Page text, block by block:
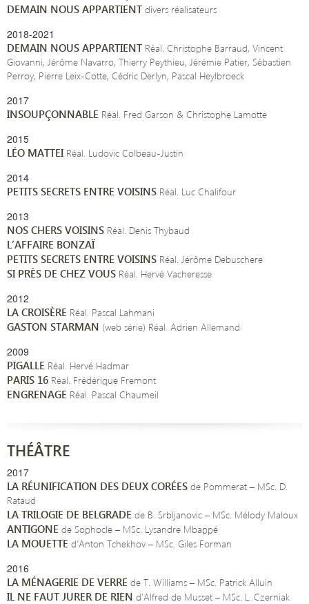
DEMAIN NOUS APPARTIENT divers réalisateurs
2018-2021
DEMAIN NOUS APPARTIENT Réal. Christophe Barraud, Vincent
Giovanni, Jérôme Navarro, Thierry Peythieu, Jérémie Patier, Sébastien
Perroy, Pierre Leix-Cotte, Cédric Derlyn, Pascal Heylbroeck
2017
INSOUPÇONNABLE Réal. Fred Garson & Christophe Lamotte
2015
LÉO MATTEI Réal. Ludovic Colbeau-Justin
2014
PETITS SECRETS ENTRE VOISINS Réal. Luc Chalifour
2013
NOS CHERS VOISINS Réal. Denis Thybaud
L’AFFAIRE BONZAÏ
PETITS SECRETS ENTRE VOISINS Réal. Jérôme Debuschere
SI PRÈS DE CHEZ VOUS Réal. Hervé Vacheresse
2012
LA CROISÈRE Réal. Pascal Lahmani
GASTON STARMAN (web série) Réal. Adrien Allemand
2009
PIGALLE Réal. Hervé Hadmar
PARIS 16 Réal. Frédérique Fremont
ENGRENAGE Réal. Pascal Chaumeil
THÉÂTRE
2017
LA RÉUNIFICATION DES DEUX CORÉES de Pommerat – MSc. D.
Rataud
LA TRILOGIE DE BELGRADE de B. Srbljanovic – MSc. Mélody Maloux
ANTIGONE de Sophocle – MSc. Lysandre Mbappé
LA MOUETTE d’Anton Tchekhov – MSc. Giles Forman
2016
LA MÉNAGERIE DE VERRE de T. Williams – MSc. Patrick Alluin
IL NE FAUT JURER DE RIEN d’Alfred de Musset – MSc. L. Czerniak